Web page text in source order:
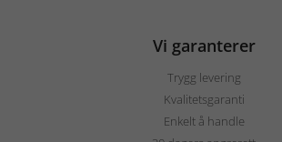
Vi garanterer
Trygg levering
Kvalitetsgaranti
Enkelt å handle